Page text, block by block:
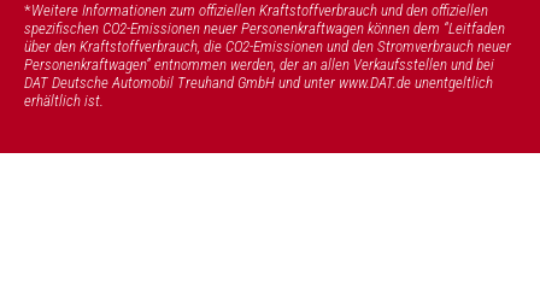
*Weitere Informationen zum offiziellen Kraftstoffverbrauch und den offiziellen
spezifischen CO2-Emissionen neuer Personenkraftwagen können dem “Leitfaden
über den Kraftstoffverbrauch, die CO2-Emissionen und den Stromverbrauch neuer
Personenkraftwagen” entnommen werden, der an allen Verkaufsstellen und bei
DAT Deutsche Automobil Treuhand GmbH und unter www.DAT.de unentgeltlich
erhältlich ist.